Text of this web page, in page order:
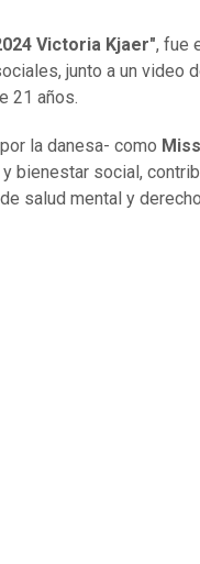
Victoria Kjaer", fue
junto a un video
21 años.
la danesa- como
bienestar social,
salud mental y